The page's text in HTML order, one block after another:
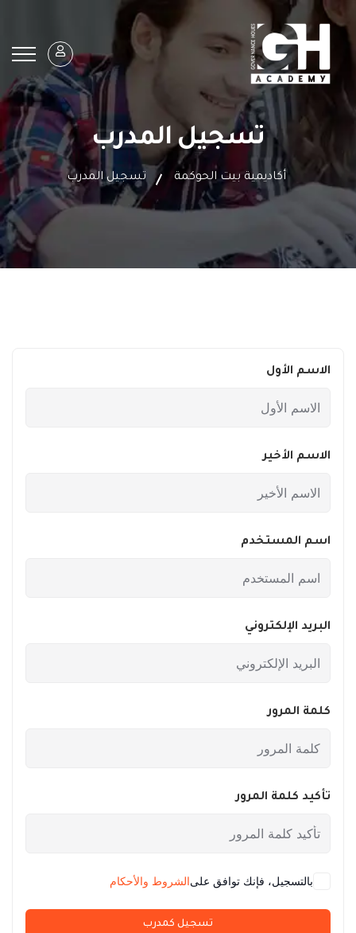
تسجيل المدرب
أكاديمية بيت الحوكمة تسجيل المدرب
الاسم الأول
الاسم الأخير
اسم المستخدم
البريد الإلكتروني
كلمة المرور
تأكيد كلمة المرور
بالتسجيل، فإنك توافق علىالشروط والأحكام
تسجيل كمدرب